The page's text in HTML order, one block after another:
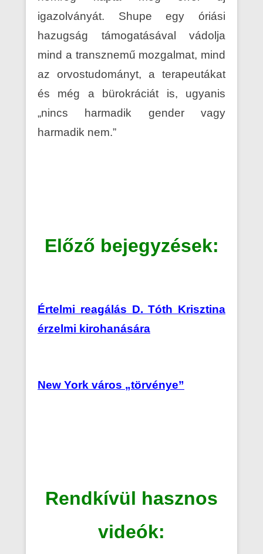
igazolványát. Shupe egy óriási
hazugság támogatásával vádolja
mind a transznemű mozgalmat, mind
az orvostudományt, a terapeutákat
és még a bürokráciát is, ugyanis
„nincs harmadik gender vagy
harmadik nem.”
Előző bejegyzések:
Értelmi reagálás D. Tóth Krisztina
érzelmi kirohanására
New York város „törvénye”
Rendkívül hasznos
videók: